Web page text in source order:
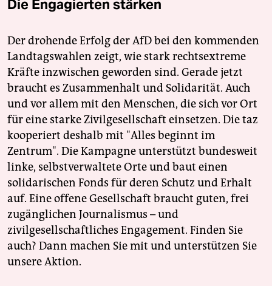
Die Engagierten stärken
Der drohende Erfolg der AfD bei den kommenden
Landtagswahlen zeigt, wie stark rechtsextreme
Kräfte inzwischen geworden sind. Gerade jetzt
braucht es Zusammenhalt und Solidarität. Auch
und vor allem mit den Menschen, die sich vor Ort
für eine starke Zivilgesellschaft einsetzen. Die taz
kooperiert deshalb mit "Alles beginnt im
Zentrum". Die Kampagne unterstützt bundesweit
linke, selbstverwaltete Orte und baut einen
solidarischen Fonds für deren Schutz und Erhalt
auf. Eine offene Gesellschaft braucht guten, frei
zugänglichen Journalismus – und
zivilgesellschaftliches Engagement. Finden Sie
auch? Dann machen Sie mit und unterstützen Sie
unsere Aktion.